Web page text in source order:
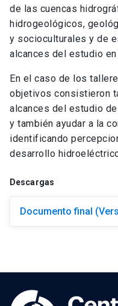
de las cuencas
hidrogeológicos,
y socioculturales y de
alcances del estudio
En el caso de los
objetivos consistieron
alcances del estudio
y también ayudar a la
identificando
desarrollo
Descargas
Documento final